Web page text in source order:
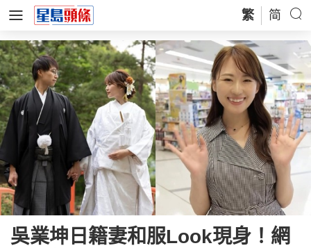
繁 简
吳業坤日籍妻和服Look現身！網